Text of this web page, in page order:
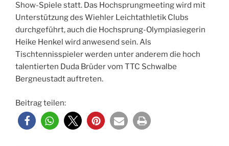
Show-Spiele statt. Das Hochsprungmeeting wird mit
Unterstützung des Wiehler Leichtathletik Clubs
durchgeführt, auch die Hochsprung-Olympiasiegerin
Heike Henkel wird anwesend sein. Als
Tischtennisspieler werden unter anderem die hoch
talentierten Duda Brüder vom TTC Schwalbe
Bergneustadt auftreten.
Beitrag teilen: